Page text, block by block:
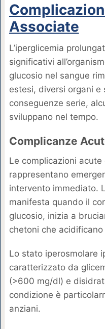
Associate
L’iperglicemia
significativi
glucosio nel sangue
estesi, diversi organi e
conseguenze serie,
sviluppano nel tempo.
Complicanze
Le complicazioni acute
rappresentano
intervento immediato.
manifesta quando il
glucosio, inizia a
chetoni che acidificano
Lo stato iperosmolare
caratterizzato da
(>600 mg/dl) e
condizione è
anziani.